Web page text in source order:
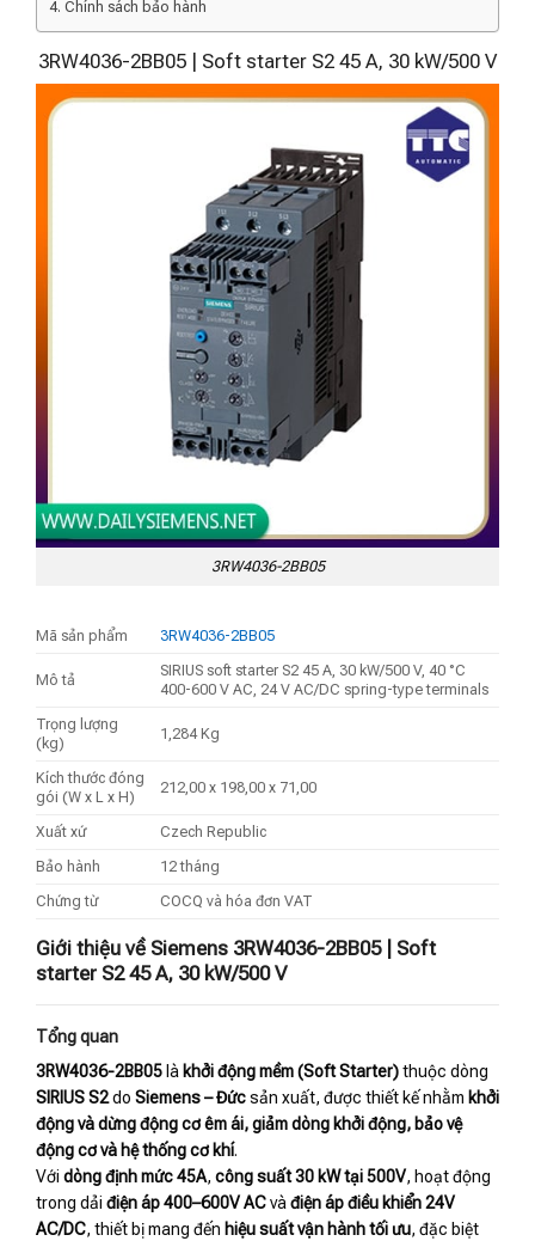
Chính sách bảo hành
3RW4036-2BB05 | Soft starter S2 45 A, 30 kW/500 V
3RW4036-2BB05
Mã sản phẩm 3RW4036-2BB05
Mô tả
SIRIUS soft starter S2 45 A, 30 kW/500 V, 40 °C
400-600 V AC, 24 V AC/DC spring-type terminals
Trọng lượng
(kg)
1,284 Kg
Kích thước đóng
gói (W x L x H)
212,00 x 198,00 x 71,00
Xuất xứ
Czech Republic
Bảo hành
12 tháng
Chứng từ
COCQ và hóa đơn VAT
Giới thiệu về Siemens 3RW4036-2BB05 | Soft
starter S2 45 A, 30 kW/500 V
Tổng quan
3RW4036-2BB05 là khởi động mềm (Soft Starter)thuộc dòng
SIRIUS S2do Siemens – Đứcsản xuất, được thiết kế nhằm khởi
động và dừng động cơ êm ái, giảm dòng khởi động, bảo vệ
động cơ và hệ thống cơ khí.
Với dòng định mức 45A, công suất 30 kW tại 500V, hoạt động
trong dải điện áp 400–600V ACvàđiện áp điều khiển 24V
AC/DC, thiết bị mang đến hiệu suất vận hành tối ưu, đặc biệt